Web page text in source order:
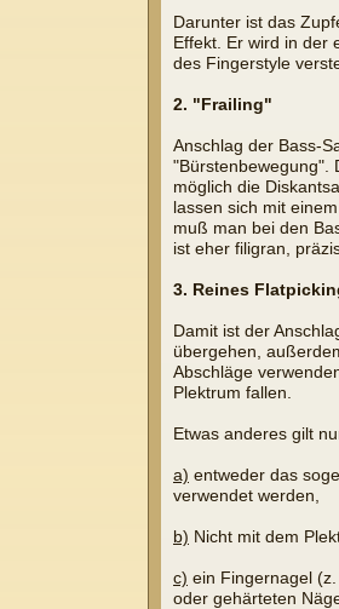
Darunter ist das
Effekt. Er wird in der
des Fingerstyle
2. "Frailing"
Anschlag der Bass-
"Bürstenbewegung".
möglich die
lassen sich mit
muß man bei den
ist eher filigran,
3. Reines
Damit ist der
übergehen,
Abschläge
Plektrum fallen.
Etwas anderes gilt
a) entweder das
verwendet werden,
b) Nicht mit dem
c) ein Fingernagel
oder gehärteten